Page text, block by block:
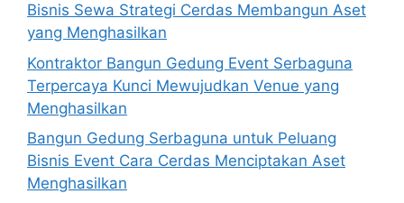
Bisnis Sewa Strategi Cerdas Membangun Aset
yang Menghasilkan
Kontraktor Bangun Gedung Event Serbaguna
Terpercaya Kunci Mewujudkan Venue yang
Menghasilkan
Bangun Gedung Serbaguna untuk Peluang
Bisnis Event Cara Cerdas Menciptakan Aset
Menghasilkan